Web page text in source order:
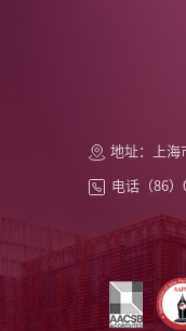
地址：上海
电话（86